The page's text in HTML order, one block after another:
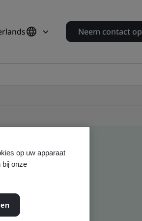
Neem contact op
op uw apparaat
bij onze